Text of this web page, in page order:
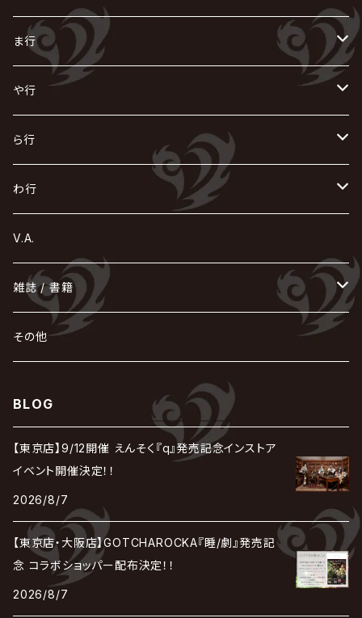
ACME / アクメ
浅葱 / ASAGI
Azavana
Acid Black Cherry
天照
Angelo
アンティック-珈琲店-
Initial'L
INORAN
色々な十字架
168 / 葵-168-
Versailles
X JAPAN
LSN / The LEGENDARY SIX NINE
AURORIZE
OFIAM
GACKT
KAKUMAY
the GazettE
GOTCHAROCKA
KAMIJO
cali≠gari
河村隆一
KiD
KIRITO / キリト
己龍
グラビティ
GRIMOIRE
黒夢
[ kei ] / 圭
仮病
こ
GOATBED
ゴールデンボンバー
Psycho le Cému
櫻井敦司
XANVALA
Z CLEAR
ジグソウ
シド
JAKIGAN MEISTER
Chanty
Janne Da Arc
sugar
Jupiter
Z CLEAR
超ジャシー
SCAPEGOAT
SPLENDID GOD GIRAFFE
SLAPSLY / CHIYU
せ
ゼラ
零[Hz]
そ
SOPHIA
ZOMBIE / ぞんび
DAIGO
逹瑯
DAVID / SUI / 縁
DARRELL
CHAQLA.
つ
て
D
DIAURA
D'ESPAIRSRAY
Develop One's Faculties
DEXCORE
DEZERT
deadman
DEVILOOF
と
東京花嫁
Tourbillon
Dawnman
DOG inthePWO
NIGHTMARE
NAZARE
に
NiEL
NICOLAS
ぬ
nurié
ね
NETH PRIERE CAIN
NEVERLAND
の
NoGoD
NOCTURNAL BLOODLUST
は
heidi.
H.U.G
HAZUKI / 葉月
花見桜こうき
薔薇の宮殿
BAROQUE
ひ
HERO
美炎-BIEN-
vistlip
ヒッチコック
HIDE-ZOU
ふ
Far East Dizain
Fatüm
FANTASTIC◇CIRCUS
FEST VAINQUEUR
Blu-BiLLioN
BULL ZEICHEN 88
BULL FIELD
へ
BabyKingdom
THE BEETHOVEN
PENICILLIN
The Benjamin
ほ
POIDOL
HOLLOWGRAM
ま行
ま
THE MICRO HEAD 4N'S
MAO / マオ from SID
machine
Magistina Saga
マツタケワークス
THE MADNA
MAMA.
まみれた / MAMIRETA
み
未完成アリス
ミスイ
mitsu
MIMIZUQ
む
MUCC / ムック
め
メトロノーム
MERRY / メリー
も
THE MORTAL
最上川司
や行
や
ヤミテラ / 外道反逆者ヤミテラ
ゆ
YUKIYA / 藤田幸也
ユナイト
よ
ら行
ら
rice
Rides In ReVellion
Raphael
LAB.THE BASEMENT / ラボ ザ ベヰスメント
り
Leetspeak monsters
Ricky
LIBRAVEL / リブラヴェル
Lill
る
Ruiza
LUNA SEA
れ
the Raid.
REIGN
RAZOR
LSN / The LEGENDARY SIX NINE
Rorschach.inc
ロマン急行
わ行
わ
wyse
我が為
V.A.
雑誌 / 書籍
hévn
その他
BLOG
【東京店】9/12開催 えんそく『q』発売記念インストア
イベント開催決定！！
2026/8/7
【東京店・大阪店】GOTCHAROCKA『睡/劇』発売記
念 コラボショッパー配布決定！！
2026/8/7